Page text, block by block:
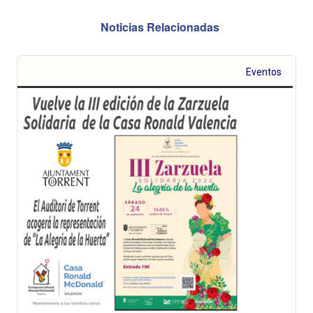
Noticias Relacionadas
Eventos